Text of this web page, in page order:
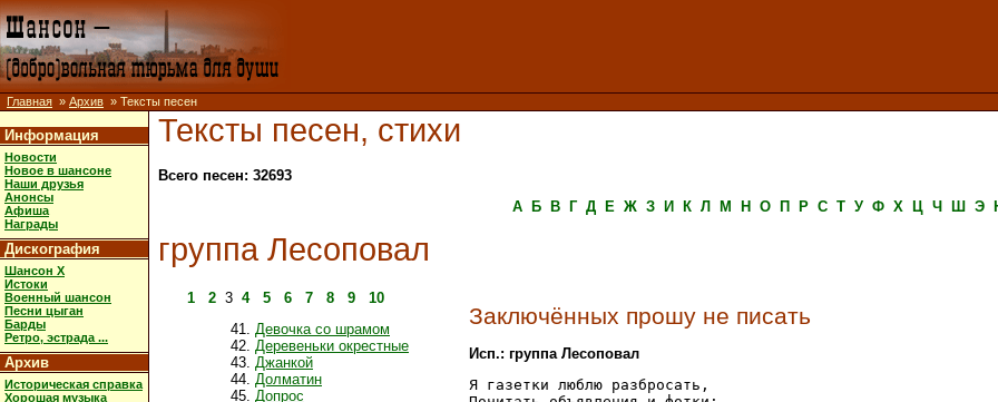
Главная » Архив » Тексты песен
Информация
Новости
Новое в шансоне
Наши друзья
Анонсы
Афиша
Награды
Дискография
Шансон X
Истоки
Военный шансон
Песни цыган
Барды
Ретро, эстрада ...
Архив
Историческая справка
Хорошая музыка
Тексты песен, стихи
Всего песен: 32693
А
Б В Г Д Е Ж З И К Л М Н О П Р С Т У Ф Х Ц Ч Ш Э
группа Лесоповал
1 2 3 4 5 6 7 8 9
10
Девочка со шрамом
Деревеньки окрестные
Джанкой
Долматин
Допрос
Заключённых прошу не писать
Исп.: группа Лесоповал
Я газетки люблю разбросать,